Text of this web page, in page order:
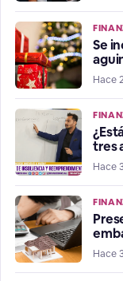
Se
Hace
tres
Hace
Hace